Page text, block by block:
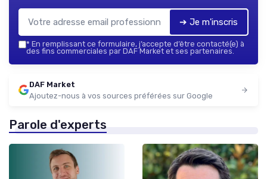
➔ Je m'inscris
* En remplissant ce formulaire, j’accepte d’être contacté(e) à
des fins commerciales par DAF Market et ses partenaires.
DAF Market
Ajoutez-nous à vos sources préférées sur Google
Parole d'experts